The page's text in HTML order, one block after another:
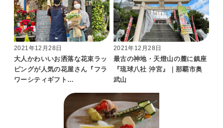
2021年12月28日
大人かわいいお洒落な花束ラッ
ピングが人気の花屋さん『フラ
ワーシティギフト…
2021年12月28日
最古の神地・天燈山の麓に鎮座
『琉球八社 沖宮』｜那覇市奥
武山